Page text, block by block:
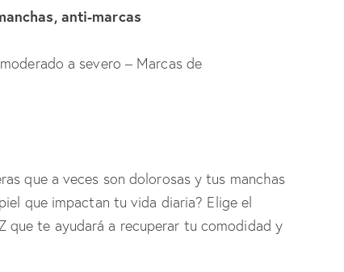
anti-marcas
a severo – Marcas de
que a veces son dolorosas y tus manchas
que impactan tu vida diaria? Elige el
que te ayudará a recuperar tu comodidad y